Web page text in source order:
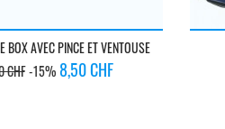
BOX AVEC PINCE ET VENTOUSE
CHF -15% Prix
8,50 CHF